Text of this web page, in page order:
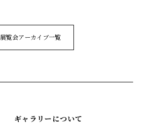
展覧会アーカイブ一覧
ギャラリーについて